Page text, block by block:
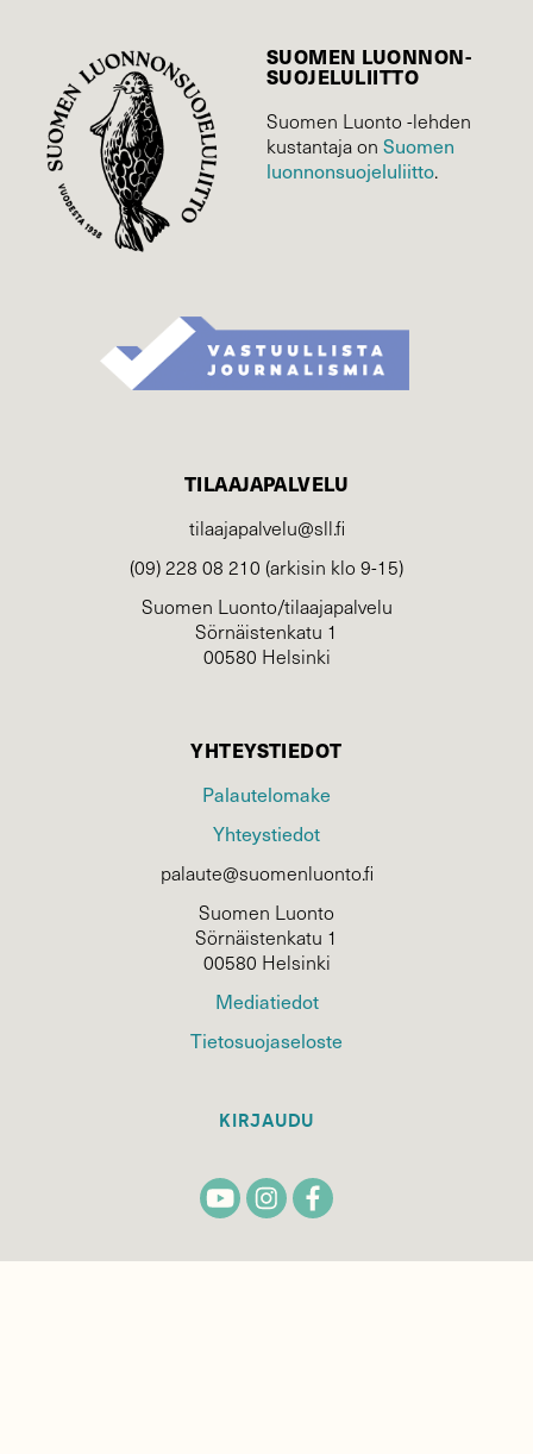
SUOMEN LUONNON­
SUOJELU­LIITTO
Suomen Luonto -lehden
kustantaja on Suomen
luonnonsuojelu­liitto.
TILAAJAPALVELU
tilaajapalvelu@sll.fi
(09) 228 08 210 (arkisin klo 9-15)
Suomen Luonto/tilaajapalvelu
Sörnäistenkatu 1
00580 Helsinki
YHTEYSTIEDOT
Palautelomake
Yhteystiedot
palaute@suomenluonto.fi
Suomen Luonto
Sörnäistenkatu 1
00580 Helsinki
Mediatiedot
Tietosuojaseloste
KIRJAUDU